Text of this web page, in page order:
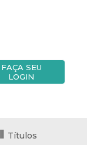
FAÇA SEU
LOGIN
Títulos